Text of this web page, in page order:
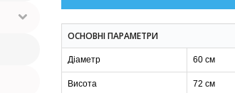
ОСНОВНІ ПАРАМЕТРИ
Діаметр 60 см
Висота 72 см